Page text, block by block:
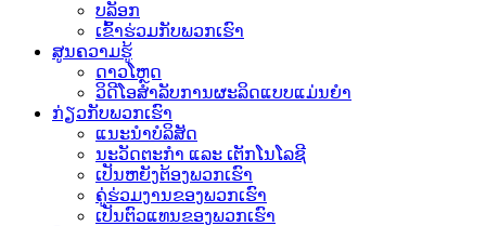
ບລັອກ
ເຂົ້າຮ່ວມກັບພວກເຮົາ
ສູນຄວາມຮູ້
ດາວໂຫຼດ
ວິດີໂອສຳລັບການຜະລິດແບບແມ່ນຍຳ
ກ່ຽວກັບພວກເຮົາ
ແນະນໍາບໍລິສັດ
ນະວັດຕະກໍາ ແລະ ເຕັກໂນໂລຊີ
ເປັນຫຍັງຕ້ອງພວກເຮົາ
ຄູ່ຮ່ວມງານຂອງພວກເຮົາ
ເປັນຕົວແທນຂອງພວກເຮົາ